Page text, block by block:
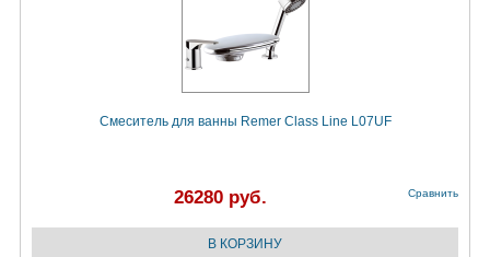
Смеситель для ванны Remer Class Line L07UF
26280 руб. Сравнить